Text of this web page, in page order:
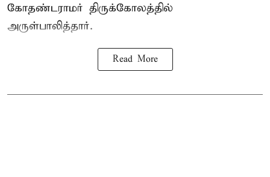
கோதண்டராமர் திருக்கோலத்தில்
அருள்பாலித்தார்.
Read More